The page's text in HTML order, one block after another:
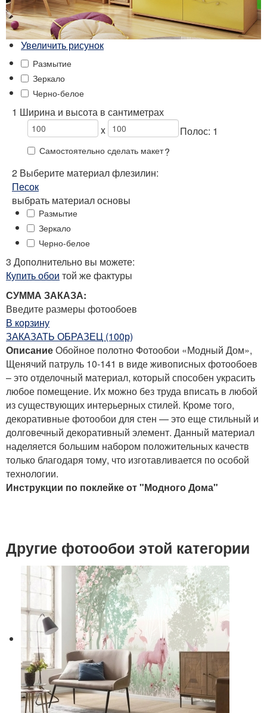
Увеличить рисунок
Размытие
Зеркало
Черно-белое
1 Ширина и высота в сантиметрах
x
Полос: 1
Самостоятельно сделать макет?
2 Выберите материал флезилин:
Песок
выбрать материал основы
Размытие
Зеркало
Черно-белое
3 Дополнительно вы можете:
Купить обои той же фактуры
СУММА ЗАКАЗА:
Введите размеры фотообоев
В корзину
ЗАКАЗАТЬ ОБРАЗЕЦ (100р)
ОписаниеОбойное полотно Фотообои «Модный Дом»,
Щенячий патруль 10-141 в виде живописных фотообоев
– это отделочный материал, который способен украсить
любое помещение. Их можно без труда вписать в любой
из существующих интерьерных стилей. Кроме того,
декоративные фотообои для стен — это еще стильный и
долговечный декоративный элемент. Данный материал
наделяется большим набором положительных качеств
только благодаря тому, что изготавливается по особой
технологии.
Инструкции по поклейке от "Модного Дома"
Другие фотообои этой категории